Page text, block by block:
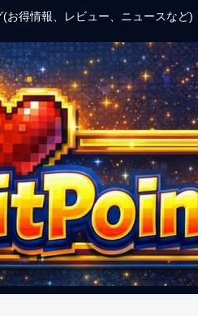
お得情報、レビュー、ニュースなど)